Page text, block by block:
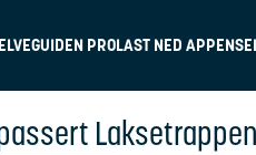
ELVEGUIDEN PROLAST NED APPEN